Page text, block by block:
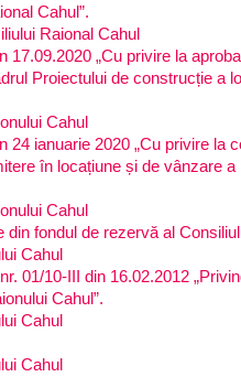
Cahul”.
Raional Cahul
„Cu privire la
Proiectului de construcție a
Cahul
ianuarie 2020 „Cu privire la
în locațiune și de vânzare
Cahul
fondul de rezervă al
Cahul
01/10-III din 16.02.2012
Cahul”.
Cahul
Cahul